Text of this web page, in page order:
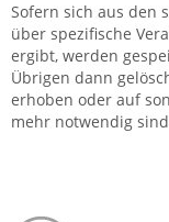
Sofern sich aus den
über spezifische
ergibt, werden
Übrigen dann
erhoben oder auf
mehr notwendig